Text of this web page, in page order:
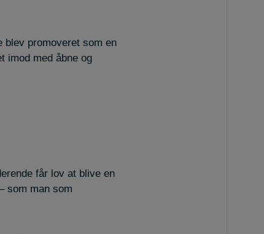
blev promoveret som en
imod med åbne og
får lov at blive en
som man som